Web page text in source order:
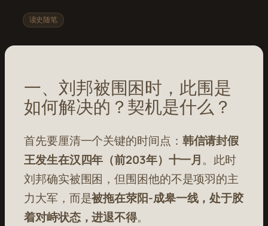
读史随笔
一、刘邦被围困时，此围是
如何解决的？契机是什么？
首先要厘清一个关键的时间点： 韩信请封假
王发生在汉四年（前203年）十一月。此时
刘邦确实被围困，但围困他的不是项羽的主
力大军，而是被拖在荥阳-成皋一线，处于胶
着对峙状态，进退不得。